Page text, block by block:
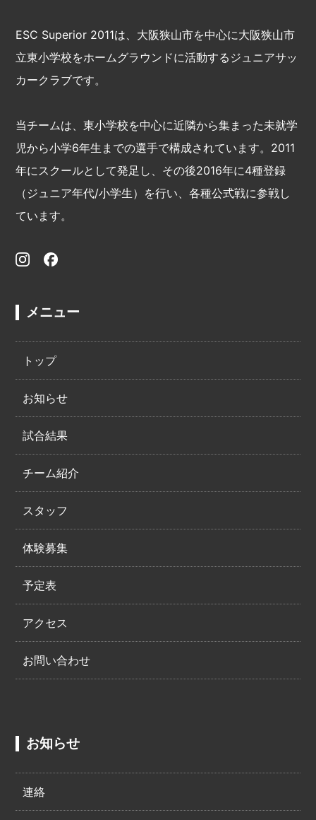
ESC Superior 2011は、大阪狭山市を中心に大阪狭山市
立東小学校をホームグラウンドに活動するジュニアサッ
カークラブです。
当チームは、東小学校を中心に近隣から集まった未就学
児から小学6年生までの選手で構成されています。2011
年にスクールとして発足し、その後2016年に4種登録
（ジュニア年代/小学生）を行い、各種公式戦に参戦し
ています。
メニュー
トップ
お知らせ
試合結果
チーム紹介
スタッフ
体験募集
予定表
アクセス
お問い合わせ
お知らせ
連絡